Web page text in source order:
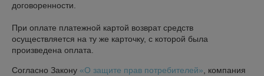
договоренности.
При оплате платежной картой возврат средств
осуществляется на ту же карточку, с которой была
произведена оплата.
Согласно Закону «О защите прав потребителей» , компания